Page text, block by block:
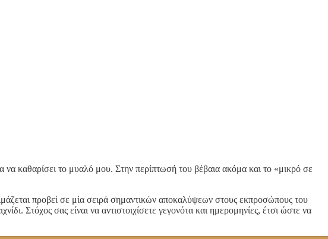
καθαρίσει το μυαλό μου. Στην περίπτωσή του βέβαια ακόμα και το «μικρό σε
προβεί σε μία σειρά σημαντικών αποκαλύψεων στους εκπροσώπους του
Στόχος σας είναι να αντιστοιχίσετε γεγονότα και ημερομηνίες, έτσι ώστε να